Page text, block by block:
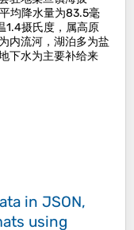
均降水量为83.5毫
1.4摄氏度，属高原
内流河，湖泊多为盐
下水为主要补给来
in JSON,
using